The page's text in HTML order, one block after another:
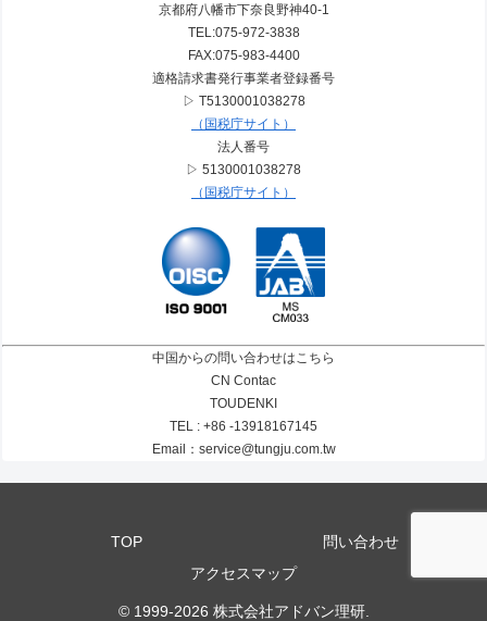
京都府八幡市下奈良野神40-1
TEL:075-972-3838
FAX:075-983-4400
適格請求書発行事業者登録番号
▷ T5130001038278
（国税庁サイト）
法人番号
▷ 5130001038278
（国税庁サイト）
中国からの問い合わせはこちら
CN Contac
TOUDENKI
TEL : +86 -13918167145
Email：service@tungju.com.tw
TOP
問い合わせ
アクセスマップ
© 1999-2026 株式会社アドバン理研.